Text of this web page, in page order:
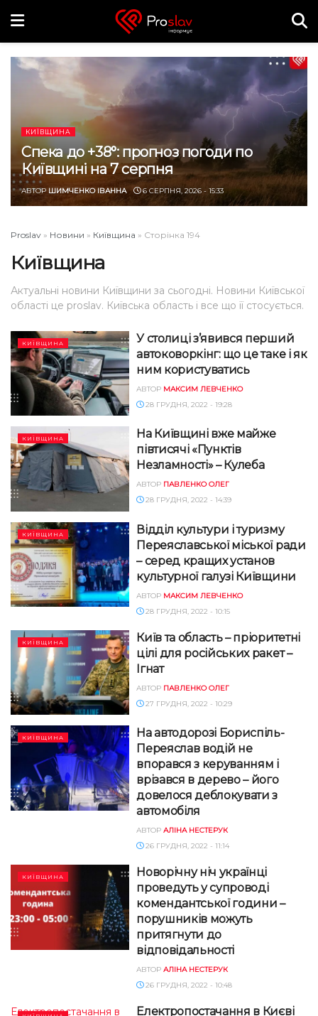
КИЇВЩИНА
Спека до +38°: прогноз погоди по
Київщині на 7 серпня
АВТОР ШИМЧЕНКО ІВАННА 6 СЕРПНЯ, 2026 - 15:33
Proslav » Новини » Київщина » Сторінка 194
Київщина
Актуальні новини Київщини за сьогодні. Новини Київської
області це proslav. Київська область і все що її стосується.
КИЇВЩИНА
У столиці з’явився перший
автоковоркінг: що це таке і як
ним користуватись
АВТОР МАКСИМ ЛЕВЧЕНКО
28 ГРУДНЯ, 2022 - 19:28
КИЇВЩИНА
На Київщині вже майже
півтисячі «Пунктів
Незламності» – Кулеба
АВТОР ПАВЛЕНКО ОЛЕГ
28 ГРУДНЯ, 2022 - 14:39
КИЇВЩИНА
Відділ культури і туризму
Переяславської міської ради
– серед кращих установ
культурної галузі Київщини
АВТОР МАКСИМ ЛЕВЧЕНКО
28 ГРУДНЯ, 2022 - 10:15
КИЇВЩИНА
Київ та область – пріоритетні
цілі для російських ракет –
Ігнат
АВТОР ПАВЛЕНКО ОЛЕГ
27 ГРУДНЯ, 2022 - 10:29
КИЇВЩИНА
На автодорозі Бориспіль-
Переяслав водій не
впорався з керуванням і
врізався в дерево – його
довелося деблокувати з
автомобіля
АВТОР АЛІНА НЕСТЕРУК
26 ГРУДНЯ, 2022 - 11:14
КИЇВЩИНА
Новорічну ніч українці
проведуть у супроводі
комендантської години –
порушників можуть
притягнути до
відповідальності
АВТОР АЛІНА НЕСТЕРУК
26 ГРУДНЯ, 2022 - 10:48
Електропостачання в
Електропостачання в Києві